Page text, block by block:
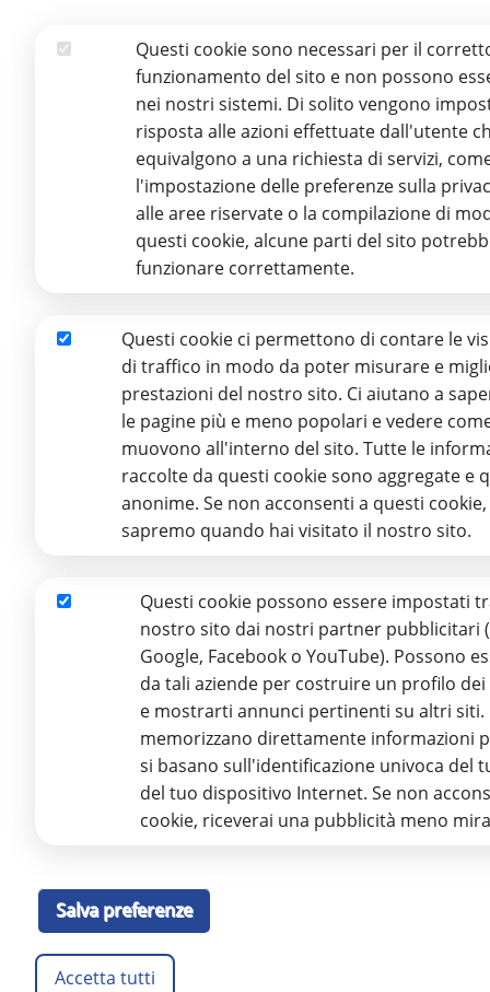
Questi cookie sono necessari per il
funzionamento del sito e non possono
nei nostri sistemi. Di solito vengono
risposta alle azioni effettuate dall'utente
equivalgono a una richiesta di servizi,
l'impostazione delle preferenze sulla
alle aree riservate o la compilazione di
questi cookie, alcune parti del sito
funzionare correttamente.
Questi cookie ci permettono di contare le
di traffico in modo da poter misurare e
prestazioni del nostro sito. Ci aiutano a
le pagine più e meno popolari e vedere
muovono all'interno del sito. Tutte le
raccolte da questi cookie sono aggregate e
anonime. Se non acconsenti a questi
sapremo quando hai visitato il nostro sito.
Questi cookie possono essere impostati
nostro sito dai nostri partner pubblicitari
Google, Facebook o YouTube). Possono
da tali aziende per costruire un profilo
e mostrarti annunci pertinenti su altri siti.
memorizzano direttamente informazioni
si basano sull'identificazione univoca del
del tuo dispositivo Internet. Se non
cookie, riceverai una pubblicità meno
Salva preferenze
Accetta tutti